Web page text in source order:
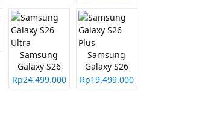
Samsung
Galaxy S26
Ultra
Rp24.499.000
Samsung
Galaxy S26
Plus
Rp19.499.000